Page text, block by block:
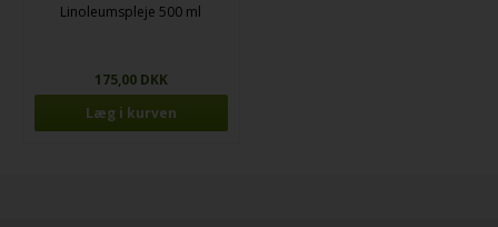
Linoleumspleje 500 ml
175,00 DKK